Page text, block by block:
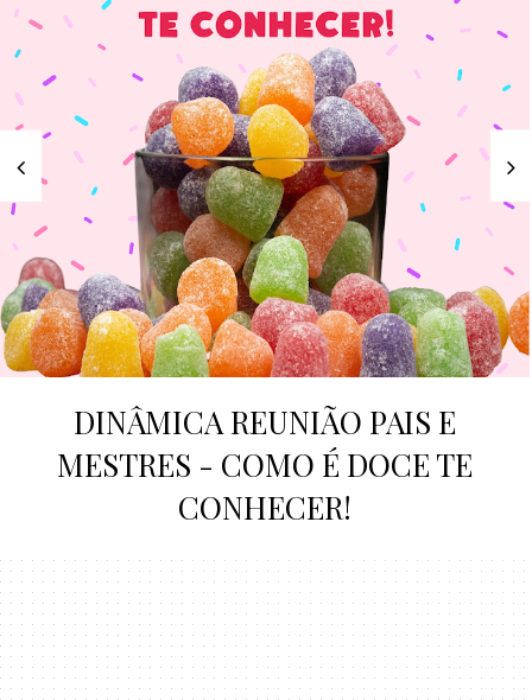
DINÂMICA REUNIÃO PAIS E
MESTRES - COMO É DOCE TE
CONHECER!